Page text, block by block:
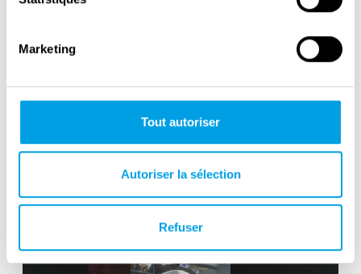
Marketing
Tout autoriser
Autoriser la sélection
Refuser
Victory in Europe Day : May 8, 1945